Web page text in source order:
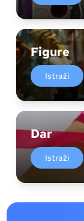
Figure
Istraži
Dar
Istraži